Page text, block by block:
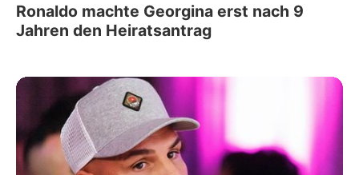
Ronaldo machte Georgina erst nach 9
Jahren den Heiratsantrag